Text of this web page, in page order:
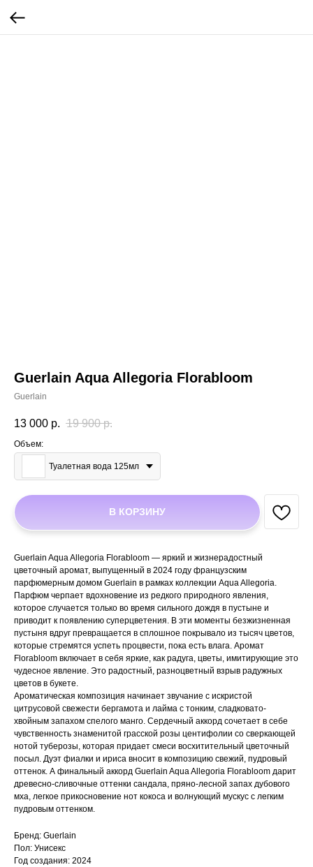
Guerlain Aqua Allegoria Florabloom
Guerlain
13 000 р. 19 900 р.
Объем:
Туалетная вода 125мл
В КОРЗИНУ
Guerlain Aqua Allegoria Florabloom — яркий и жизнерадостный
цветочный аромат, выпущенный в 2024 году французским
парфюмерным домом Guerlain в рамках коллекции Aqua Allegoria.
Парфюм черпает вдохновение из редкого природного явления,
которое случается только во время сильного дождя в пустыне и
приводит к появлению суперцветения. В эти моменты безжизненная
пустыня вдруг превращается в сплошное покрывало из тысяч цветов,
которые стремятся успеть процвести, пока есть влага. Аромат
Florabloom включает в себя яркие, как радуга, цветы, имитирующие это
чудесное явление. Это радостный, разноцветный взрыв радужных
цветов в букете.
Ароматическая композиция начинает звучание с искристой
цитрусовой свежести бергамота и лайма с тонким, сладковато-
хвойным запахом спелого манго. Сердечный аккорд сочетает в себе
чувственность знаменитой грасской розы центифолии со сверкающей
нотой туберозы, которая придает смеси восхитительный цветочный
посыл. Дуэт фиалки и ириса вносит в композицию свежий, пудровый
оттенок. А финальный аккорд Guerlain Aqua Allegoria Florabloom дарит
древесно-сливочные оттенки сандала, пряно-лесной запах дубового
мха, легкое прикосновение нот кокоса и волнующий мускус с легким
пудровым оттенком.
Бренд: Guerlain
Пол: Унисекс
Год создания: 2024